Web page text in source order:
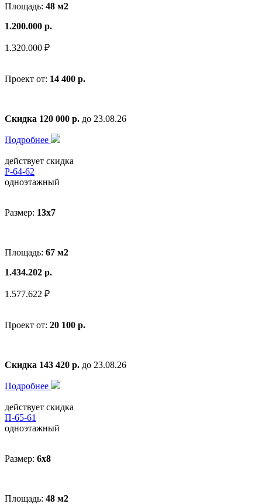
Площадь: 48 м2
1.200.000 р.
1.320.000 ₽
Проект от: 14 400 р.
Скидка 120 000 р. до 23.08.26
Подробнее
действует скидка
Р-64-62
одноэтажный
Размер: 13х7
Площадь: 67 м2
1.434.202 р.
1.577.622 ₽
Проект от: 20 100 р.
Скидка 143 420 р. до 23.08.26
Подробнее
действует скидка
П-65-61
одноэтажный
Размер: 6x8
Площадь: 48 м2